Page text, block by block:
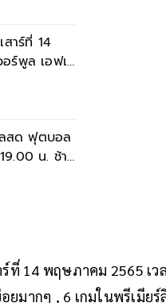
าร์ที่ 14
ร์พูล เอฟเอ
สด ฟุตบอล
น. ช้าง
น
14 พฤษภาคม 2565 เว
มากๆ , 6 เกมในพรีเมียร์